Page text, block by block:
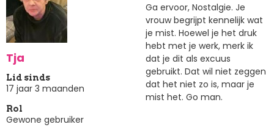
Tja
Lid sinds
17 jaar 3 maanden
Rol
Gewone gebruiker
Ga ervoor, Nostalgie. Je
vrouw begrijpt kennelijk wat
je mist. Hoewel je het druk
hebt met je werk, merk ik
dat je dit als excuus
gebruikt. Dat wil niet zeggen
dat het niet zo is, maar je
mist het. Go man.